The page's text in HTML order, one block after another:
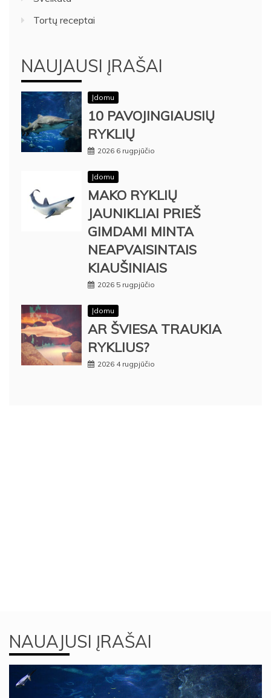
Tortų receptai
NAUJAUSI ĮRAŠAI
Įdomu
10 PAVOJINGIAUSIŲ
RYKLIŲ
2026 6 rugpjūčio
Įdomu
MAKO RYKLIŲ
JAUNIKLIAI PRIEŠ
GIMDAMI MINTA
NEAPVAISINTAIS
KIAUŠINIAIS
2026 5 rugpjūčio
Įdomu
AR ŠVIESA TRAUKIA
RYKLIUS?
2026 4 rugpjūčio
NAUAJUSI ĮRAŠAI